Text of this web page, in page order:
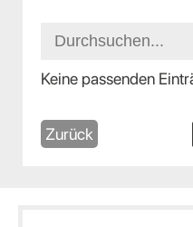
Keine passenden
Zurück